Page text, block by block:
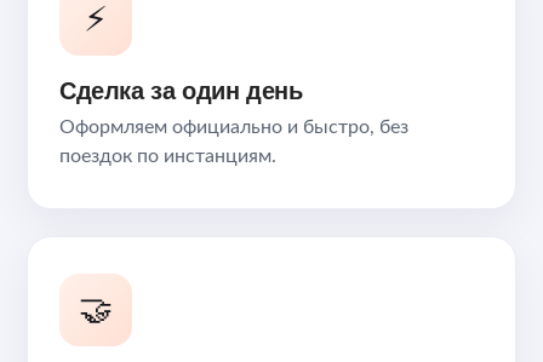
⚡
Сделка за один день
Оформляем официально и быстро, без
поездок по инстанциям.
🤝